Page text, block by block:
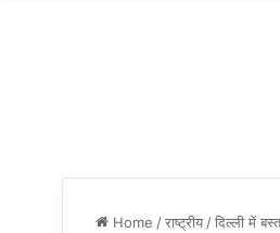
Home /राष्ट्रीय /दिल्ली में